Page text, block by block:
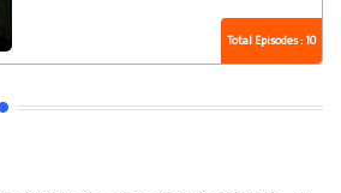
Total Episodes : 10